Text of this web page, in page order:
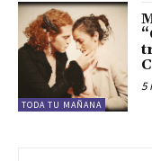
TODA TU MAÑANA
5